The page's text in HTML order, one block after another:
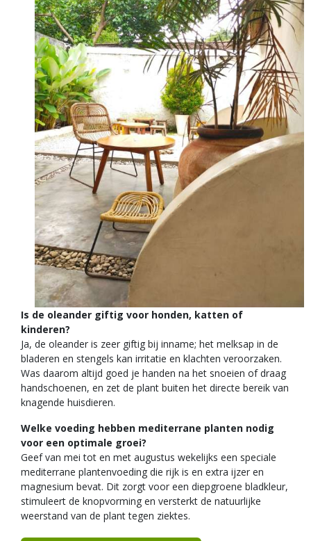
Is de oleander giftig voor honden, katten of
kinderen?
Ja, de oleander is zeer giftig bij inname; het melksap in de
bladeren en stengels kan irritatie en klachten veroorzaken.
Was daarom altijd goed je handen na het snoeien of draag
handschoenen, en zet de plant buiten het directe bereik van
knagende huisdieren.
Welke voeding hebben mediterrane planten nodig
voor een optimale groei?
Geef van mei tot en met augustus wekelijks een speciale
mediterrane plantenvoeding die rijk is en extra ijzer en
magnesium bevat. Dit zorgt voor een diepgroene bladkleur,
stimuleert de knopvorming en versterkt de natuurlijke
weerstand van de plant tegen ziektes.